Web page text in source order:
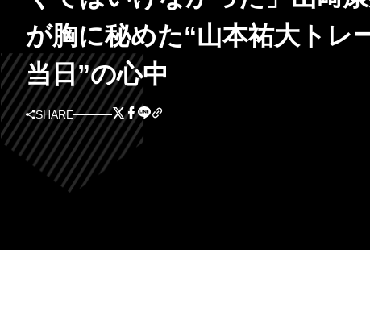
が胸に秘めた“山本祐大トレ
当日”の心中
SHARE